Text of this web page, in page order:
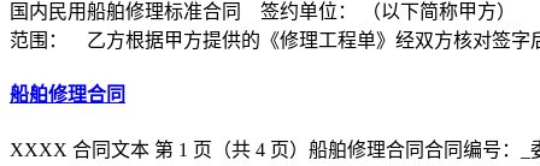
国内民用船舶修理标准合同 签约单位： （以下简称甲方
范围： 乙方根据甲方提供的《修理工程单》经双方核对签字
船舶修理合同
XXXX 合同文本 第 1 页（共 4 页）船舶修理合同合同编号：